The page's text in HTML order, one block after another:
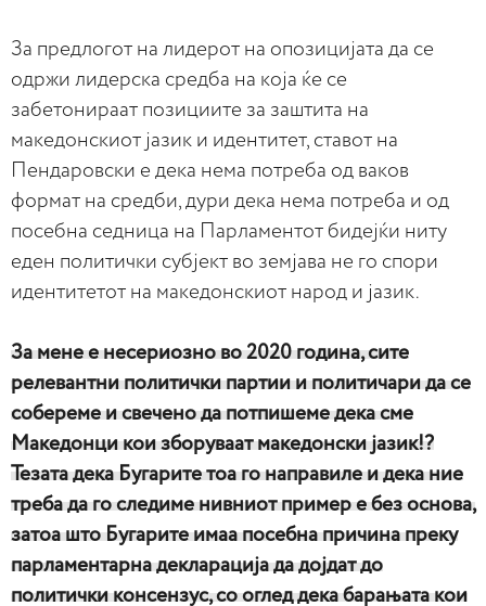
За предлогот на лидерот на опозицијата да се
одржи лидерска средба на која ќе се
забетонираат позициите за заштита на
македонскиот јазик и идентитет, ставот на
Пендаровски е дека нема потреба од ваков
формат на средби, дури дека нема потреба и од
посебна седница на Парламентот бидејќи ниту
еден политички субјект во земјава не го спори
идентитетот на македонскиот народ и јазик.
За мене е несериозно во 2020 година, сите
релевантни политички партии и политичари да се
собереме и свечено да потпишеме дека сме
Македонци кои зборуваат македонски јазик!?
Тезата дека Бугарите тоа го направиле и дека ние
треба да го следиме нивниот пример е без основа,
затоа што Бугарите имаа посебна причина преку
парламентарна декларација да дојдат до
политички консензус, со оглед дека барањата кои